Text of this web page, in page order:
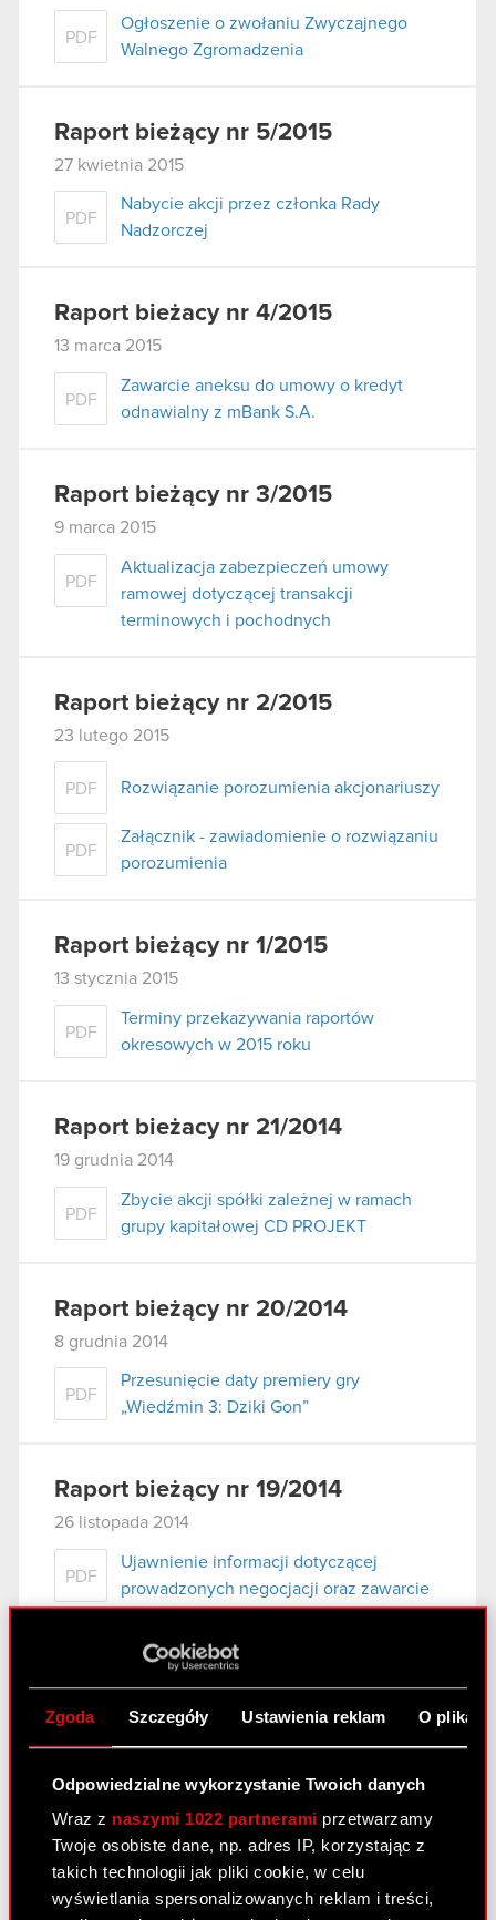
Zgoda Szczegóły Ustawienia reklam O
Odpowiedzialne wykorzystanie Twoich danych
Wraz z naszymi 1022 partnerami przetwarzamy
Twoje osobiste dane, np. adres IP, korzystając z
takich technologii jak pliki cookie, w celu
wyświetlania spersonalizowanych reklam i treści,
PDF
Ogłoszenie o zwołaniu Zwyczajnego
Walnego Zgromadzenia
Raport bieżący nr 5/2015
27 kwietnia 2015
PDF
Nabycie akcji przez członka Rady
Nadzorczej
Raport bieżacy nr 4/2015
13 marca 2015
PDF
Zawarcie aneksu do umowy o kredyt
odnawialny z mBank S.A.
Raport bieżący nr 3/2015
9 marca 2015
PDF
Aktualizacja zabezpieczeń umowy
ramowej dotyczącej transakcji
terminowych i pochodnych
Raport bieżący nr 2/2015
23 lutego 2015
PDF Rozwiązanie porozumienia akcjonariuszy
PDF
Załącznik - zawiadomienie o rozwiązaniu
porozumienia
Raport bieżący nr 1/2015
13 stycznia 2015
PDF
Terminy przekazywania raportów
okresowych w 2015 roku
Raport bieżacy nr 21/2014
19 grudnia 2014
PDF
Zbycie akcji spółki zależnej w ramach
grupy kapitałowej CD PROJEKT
Raport bieżący nr 20/2014
8 grudnia 2014
PDF
Przesunięcie daty premiery gry
„Wiedźmin 3: Dziki Gon”
Raport bieżący nr 19/2014
26 listopada 2014
PDF
Ujawnienie informacji dotyczącej
prowadzonych negocjacji oraz zawarcie
umowy w zakresie zbycia udziałów w
spółce zależnej.
Raport bieżący nr 18/2014
PDF
Zakończenie postępowania
upadłościowego spółki zależnej
Raport bieżący nr 17/2014